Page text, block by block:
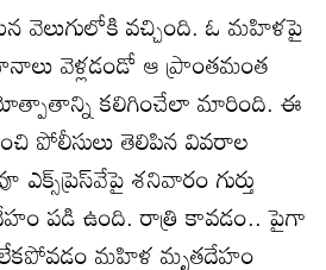
వెలుగులోకి వచ్చింది. ఓ మహిళపై
వెళ్లడండో ఆ ప్రాంతమంత
కలిగించేలా మారింది. ఈ
పోలీసులు తెలిపిన వివరాల
ఎక్స్‌ప్రెస్‌వేపై శనివారం గుర్తు
పడి ఉంది. రాత్రి కావడం.. పైగా
మహిళ మృతదేహం